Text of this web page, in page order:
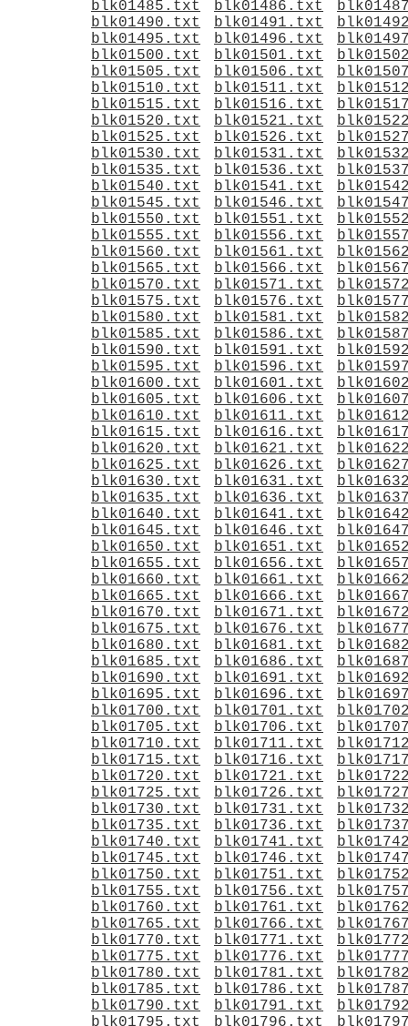
blk01485.txt
blk01486.txt
blk01490.txt
blk01491.txt
blk01495.txt
blk01496.txt
blk01500.txt
blk01501.txt
blk01505.txt
blk01506.txt
blk01510.txt
blk01511.txt
blk01515.txt
blk01516.txt
blk01520.txt
blk01521.txt
blk01525.txt
blk01526.txt
blk01530.txt
blk01531.txt
blk01535.txt
blk01536.txt
blk01540.txt
blk01541.txt
blk01545.txt
blk01546.txt
blk01550.txt
blk01551.txt
blk01555.txt
blk01556.txt
blk01560.txt
blk01561.txt
blk01565.txt
blk01566.txt
blk01570.txt
blk01571.txt
blk01575.txt
blk01576.txt
blk01580.txt
blk01581.txt
blk01585.txt
blk01586.txt
blk01590.txt
blk01591.txt
blk01595.txt
blk01596.txt
blk01600.txt
blk01601.txt
blk01605.txt
blk01606.txt
blk01610.txt
blk01611.txt
blk01615.txt
blk01616.txt
blk01620.txt
blk01621.txt
blk01625.txt
blk01626.txt
blk01630.txt
blk01631.txt
blk01635.txt
blk01636.txt
blk01640.txt
blk01641.txt
blk01645.txt
blk01646.txt
blk01650.txt
blk01651.txt
blk01655.txt
blk01656.txt
blk01660.txt
blk01661.txt
blk01665.txt
blk01666.txt
blk01670.txt
blk01671.txt
blk01675.txt
blk01676.txt
blk01680.txt
blk01681.txt
blk01685.txt
blk01686.txt
blk01690.txt
blk01691.txt
blk01695.txt
blk01696.txt
blk01700.txt
blk01701.txt
blk01705.txt
blk01706.txt
blk01710.txt
blk01711.txt
blk01715.txt
blk01716.txt
blk01720.txt
blk01721.txt
blk01725.txt
blk01726.txt
blk01730.txt
blk01731.txt
blk01735.txt
blk01736.txt
blk01740.txt
blk01741.txt
blk01745.txt
blk01746.txt
blk01750.txt
blk01751.txt
blk01755.txt
blk01756.txt
blk01760.txt
blk01761.txt
blk01765.txt
blk01766.txt
blk01770.txt
blk01771.txt
blk01775.txt
blk01776.txt
blk01780.txt
blk01781.txt
blk01785.txt
blk01786.txt
blk01790.txt
blk01791.txt
blk01795.txt
blk01796.txt